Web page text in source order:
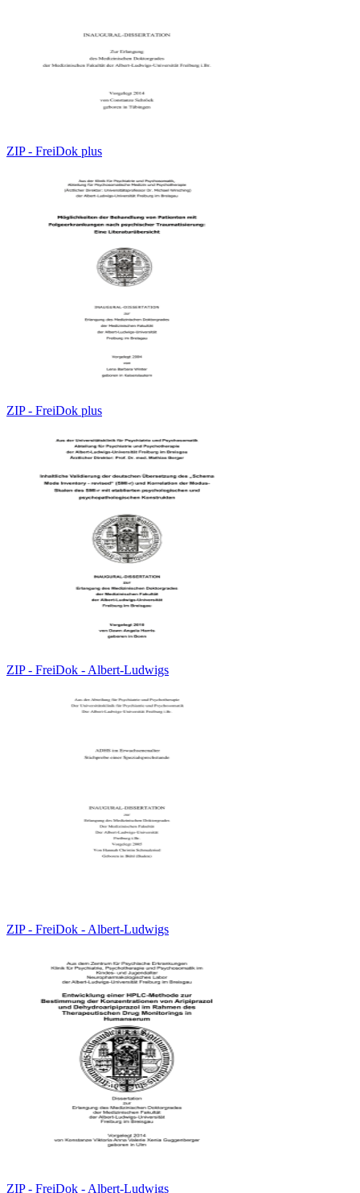
ZIP - FreiDok plus
ZIP - FreiDok plus
ZIP - FreiDok - Albert-Ludwigs
ZIP - FreiDok - Albert-Ludwigs
ZIP - FreiDok - Albert-Ludwigs